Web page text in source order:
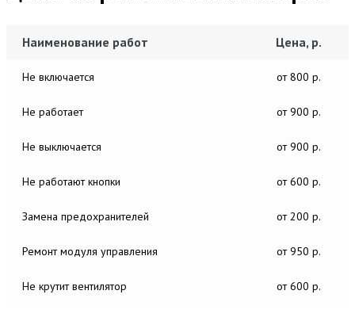
Наименование работ Цена, р.
Не включается от 800 р.
Не работает от 900 р.
Не выключается от 900 р.
Не работают кнопки от 600 р.
Замена предохранителей от 200 р.
Ремонт модуля управления от 950 р.
Не крутит вентилятор от 600 р.